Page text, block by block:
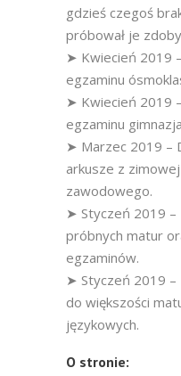
gdzieś czegoś
próbował je
➤ Kwiecień 2019
egzaminu
➤ Kwiecień 2019
egzaminu
➤ Marzec 2019 –
arkusze z
zawodowego.
➤ Styczeń 2019 –
próbnych matur
egzaminów.
➤ Styczeń 2019 –
do większości
językowych.
O stronie: